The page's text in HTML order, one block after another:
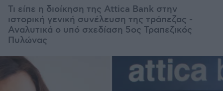
Τι είπε η διοίκηση της Attica Bank στην
ιστορική γενική συνέλευση της τράπεζας -
Αναλυτικά ο υπό σχεδίαση 5ος Τραπεζικός
Πυλώνας